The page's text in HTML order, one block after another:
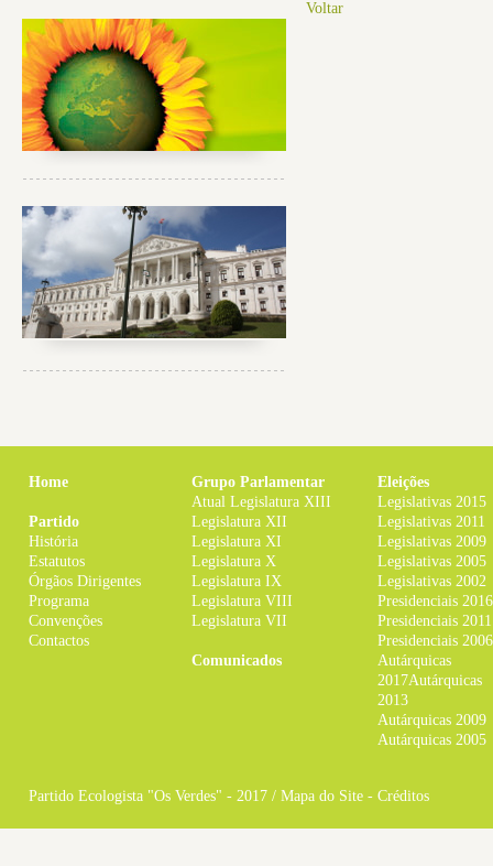
Voltar
Home
Partido
História
Estatutos
Órgãos Dirigentes
Programa
Convenções
Contactos
Grupo Parlamentar
Atual Legislatura XIII
Legislatura XII
Legislatura XI
Legislatura X
Legislatura IX
Legislatura VIII
Legislatura VII
Comunicados
Eleições
Legislativas 2015
Legislativas 2011
Legislativas 2009
Legislativas 2005
Legislativas 2002
Presidenciais 2016
Presidenciais 2011
Presidenciais 2006
Autárquicas
2017Autárquicas
2013
Autárquicas 2009
Autárquicas 2005
Partido Ecologista "Os Verdes" - 2017 / Mapa do Site - Créditos